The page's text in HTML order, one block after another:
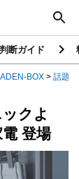
断ガイド
BOX > 話題
クよ
登場